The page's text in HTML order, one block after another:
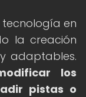
en
la creación
adaptables.
los
pistas o